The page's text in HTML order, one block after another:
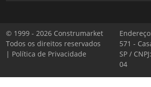
© 1999 - 2026 Construmarket
Todos os direitos reservados
| Política de Privacidade
571 -
SP /
04